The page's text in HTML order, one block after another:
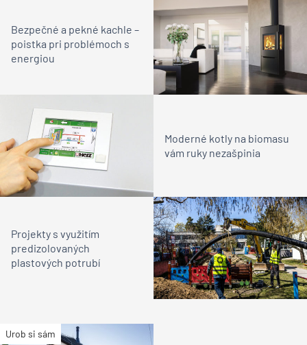
Bezpečné a pekné kachle –
poistka pri problémoch s
energiou
Moderné kotly na biomasu
vám ruky nezašpinia
Projekty s využitím
predizolovaných
plastových potrubí
Urob si sám